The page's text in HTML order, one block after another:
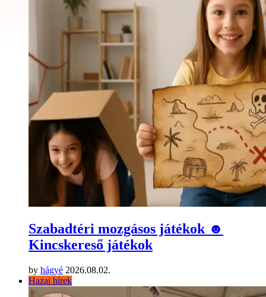
Szabadtéri mozgásos játékok ☻
Kincskereső játékok
by hágyé 2026.08.02.
Hazai hírek